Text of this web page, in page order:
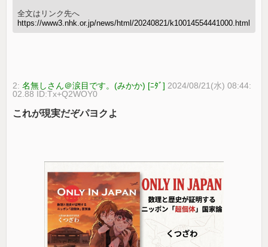
全文はリンク先へ
https://www3.nhk.or.jp/news/html/20240821/k10014554441000.html
2:名無しさん＠涙目です。(みかか) [ﾆﾀﾞ] 2024/08/21(水) 08:44:
02.88 ID:Tx+Q2WOY0
これが現実だぞパヨクよ